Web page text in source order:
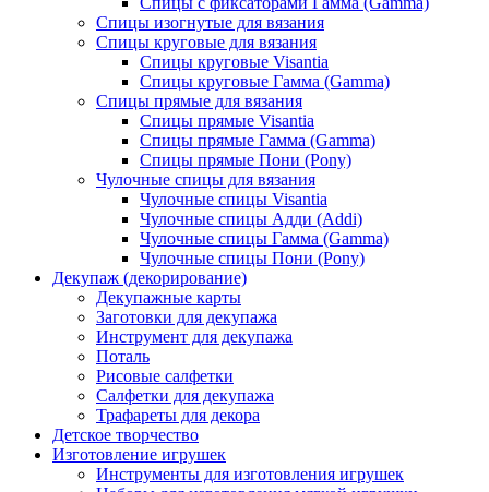
Спицы изогнутые для вязания
Спицы круговые для вязания
Спицы круговые Visantia
Спицы круговые Гамма (Gamma)
Спицы прямые для вязания
Спицы прямые Visantia
Спицы прямые Гамма (Gamma)
Спицы прямые Пони (Pony)
Чулочные спицы для вязания
Чулочные спицы Visantia
Чулочные спицы Адди (Addi)
Чулочные спицы Гамма (Gamma)
Чулочные спицы Пони (Pony)
Декупаж (декорирование)
Декупажные карты
Заготовки для декупажа
Инструмент для декупажа
Поталь
Рисовые салфетки
Салфетки для декупажа
Трафареты для декора
Детское творчество
Изготовление игрушек
Инструменты для изготовления игрушек